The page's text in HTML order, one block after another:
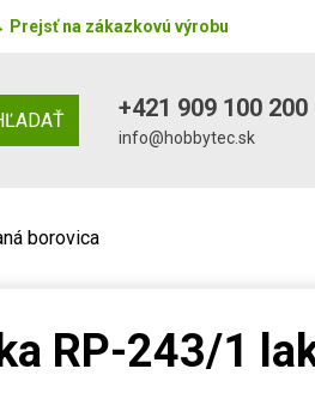
Prejsť na zákazkovú výrobu
+421 909 100 200
info@hobbytec.sk
borovica
RP-243/1